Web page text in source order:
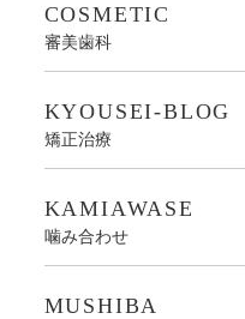
COSMETIC
審美歯科
KYOUSEI-BLOG
矯正治療
KAMIAWASE
噛み合わせ
MUSHIBA